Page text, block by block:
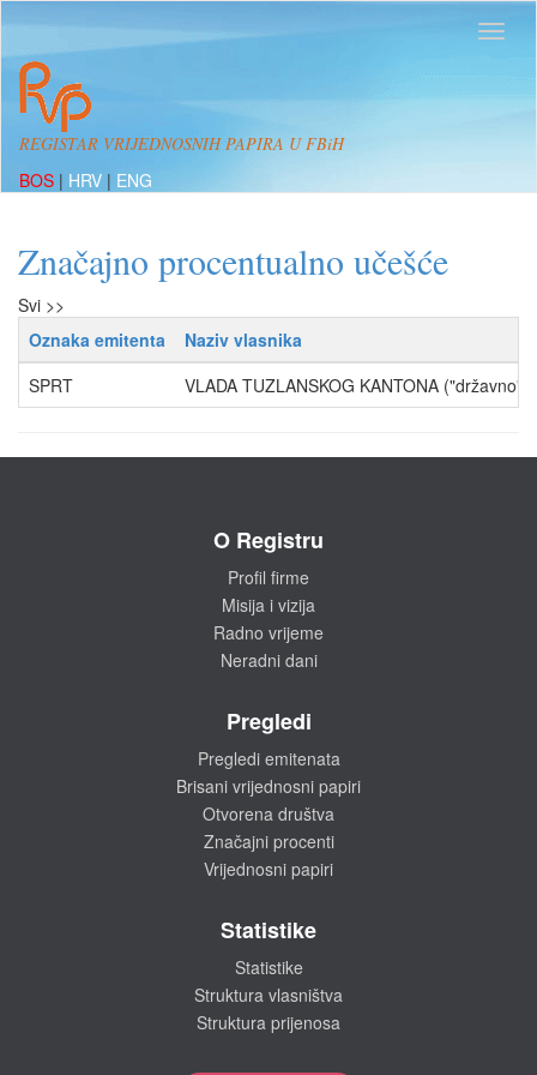
REGISTAR VRIJEDNOSNIH PAPIRA U FBiH
BOS | HRV | ENG
Značajno procentualno učešće
Svi >>
Oznaka emitenta
Naziv vlasnika
SPRT
VLADA TUZLANSKOG KANTONA ("državno"
O Registru
Profil firme
Misija i vizija
Radno vrijeme
Neradni dani
Pregledi
Pregledi emitenata
Brisani vrijednosni papiri
Otvorena društva
Značajni procenti
Vrijednosni papiri
Statistike
Statistike
Struktura vlasništva
Struktura prijenosa